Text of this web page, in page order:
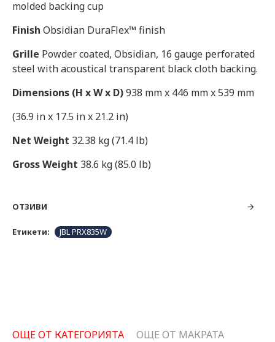
molded backing cup
Finish Obsidian DuraFlex™ finish
Grille Powder coated, Obsidian, 16 gauge perforated
steel with acoustical transparent black cloth backing.
Dimensions (H x W x D)938 mm x 446 mm x 539 mm
(36.9 in x 17.5 in x 21.2 in)
Net Weight 32.38 kg (71.4 lb)
Gross Weight 38.6 kg (85.0 lb)
ОТЗИВИ
Етикети: JBL PRX835W
ОЩЕ ОТ КАТЕГОРИЯТА ОЩЕ ОТ МАКРАТА